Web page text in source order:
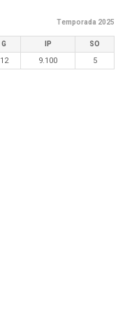
Temporada 2025
G IP SO
12 9.100 5